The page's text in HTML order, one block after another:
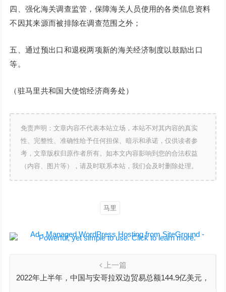
四、强化海关调查监管，保障海关人员使用的各类信息资料
不因其来源而被排除在调查范围之外；
五、通过预出口和退税两项新的海关经济制度以鼓励出口
等。
（驻马里共和国大使馆经济商务处）
免责声明：文章内容不代表本站立场，本站不对其内容的真实
性、完整性、准确性给予任何担保、暗示和承诺，仅供读者参
考，文章版权归原作者所有。如本文内容影响到您的合法权益
（内容、图片等），请及时联系本站，我们会及时删除处理。
马里
上一篇
2022年上半年，中国与安哥拉双边贸易总额144.9亿美元，